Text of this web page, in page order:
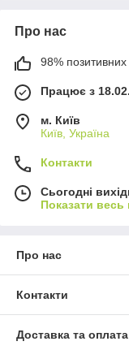
Про нас
98% позитивних
Працює з
м. Київ
Київ, Україна
Контакти
Сьогодні
Показати весь
Про нас
Контакти
Доставка та оплата